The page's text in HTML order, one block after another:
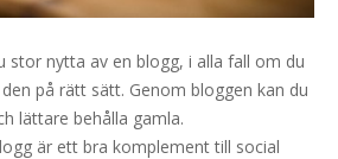
stor nytta av en blogg, i alla fall om du
på rätt sätt. Genom bloggen kan du
lättare behålla gamla.
är ett bra komplement till social